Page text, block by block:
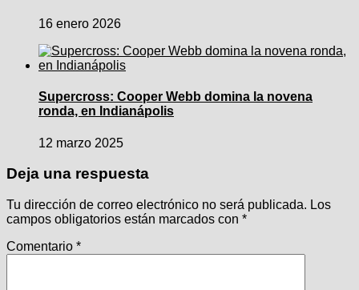
16 enero 2026
Supercross: Cooper Webb domina la novena
ronda, en Indianápolis
12 marzo 2025
Deja una respuesta
Tu dirección de correo electrónico no será publicada. Los
campos obligatorios están marcados con *
Comentario *